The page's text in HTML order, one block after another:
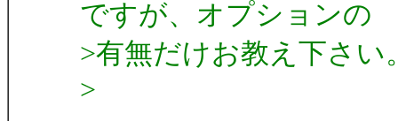
ですが、オプションの
>有無だけお教え下さい
>